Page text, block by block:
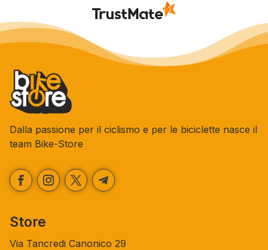
Dalla passione per il ciclismo e per le biciclette nasce il
team Bike-Store
Store
Via Tancredi Canonico 29